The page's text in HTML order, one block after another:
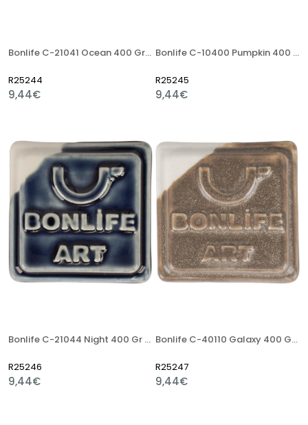
Bonlife C-21041 Ocean 400 Gr Stoneware Artistik Sır
R25244
9,44€
Bonlife C-10400 Pumpkin 400 Gr Stoneware Artistik Sır
R25245
9,44€
Bonlife C-21044 Night 400 Gr Stoneware Artistik Sır
R25246
9,44€
Bonlife C-40110 Galaxy 400 Gr Stoneware Artistik Sır
R25247
9,44€